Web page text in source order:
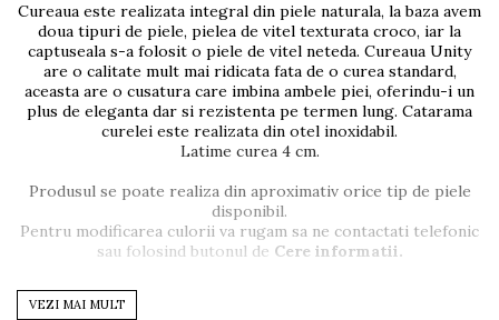
Cureaua este realizata integral din piele naturala, la baza avem
doua tipuri de piele, pielea de vitel texturata croco, iar la
captuseala s-a folosit o piele de vitel neteda. Cureaua Unity
are o calitate mult mai ridicata fata de o curea standard,
aceasta are o cusatura care imbina ambele piei, oferindu-i un
plus de eleganta dar si rezistenta pe termen lung. Catarama
curelei este realizata din otel inoxidabil.
Latime curea 4 cm.
Produsul se poate realiza din aproximativ orice tip de piele
disponibil.
Pentru modificarea culorii va rugam sa ne contactati telefonic
sau folosind butonul de Cere informatii.
VEZI MAI MULT